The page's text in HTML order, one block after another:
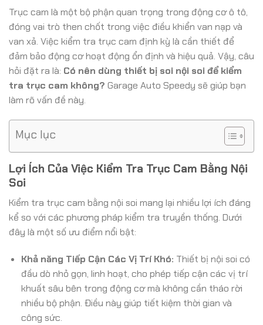
Trục cam là một bộ phận quan trọng trong động cơ ô tô,
đóng vai trò then chốt trong việc điều khiển van nạp và
van xả. Việc kiểm tra trục cam định kỳ là cần thiết để
đảm bảo động cơ hoạt động ổn định và hiệu quả. Vậy, câu
hỏi đặt ra là: Có nên dùng thiết bị soi nội soi để kiểm
tra trục cam không? Garage Auto Speedy sẽ giúp bạn
làm rõ vấn đề này.
Mục lục
Lợi Ích Của Việc Kiểm Tra Trục Cam Bằng Nội
Soi
Kiểm tra trục cam bằng nội soi mang lại nhiều lợi ích đáng
kể so với các phương pháp kiểm tra truyền thống. Dưới
đây là một số ưu điểm nổi bật:
Khả năng Tiếp Cận Các Vị Trí Khó: Thiết bị nội soi có
đầu dò nhỏ gọn, linh hoạt, cho phép tiếp cận các vị trí
khuất sâu bên trong động cơ mà không cần tháo rời
nhiều bộ phận. Điều này giúp tiết kiệm thời gian và
công sức.